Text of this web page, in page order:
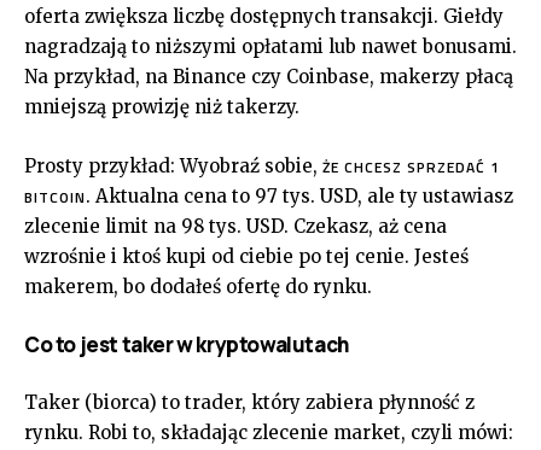
oferta zwiększa liczbę dostępnych transakcji. Giełdy
nagradzają to niższymi opłatami lub nawet bonusami.
Na przykład, na Binance czy Coinbase, makerzy płacą
mniejszą prowizję niż takerzy.
Prosty przykład: Wyobraź sobie, ŻE CHCESZ SPRZEDAĆ 1
BITCOIN. Aktualna cena to 97 tys. USD, ale ty ustawiasz
zlecenie limit na 98 tys. USD. Czekasz, aż cena
wzrośnie i ktoś kupi od ciebie po tej cenie. Jesteś
makerem, bo dodałeś ofertę do rynku.
Co to jest taker w kryptowalutach
Taker (biorca) to trader, który zabiera płynność z
rynku. Robi to, składając zlecenie market, czyli mówi: